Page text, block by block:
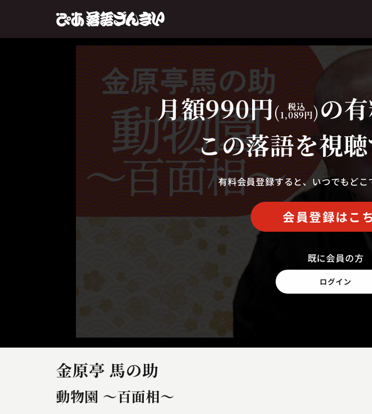
芸人からさがす
演目 からさがす
上演時間からさがす
月額990円( 税込
1,089円)の
この落語を視
有料会員登録すると、いつでもどこ
会員登録はこ
既に会員の方
ログイン
金原亭 馬の助
動物園 ～百面相～